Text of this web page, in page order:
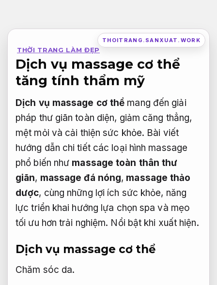
nội
dung
THOITRANG.SANXUAT.WORK
THỜI TRANG LÀM ĐẸP
Dịch vụ massage cơ thể
tăng tính thẩm mỹ
Dịch vụ massage cơ thể mang đến giải
pháp thư giãn toàn diện, giảm căng thẳng,
mệt mỏi và cải thiện sức khỏe. Bài viết
hướng dẫn chi tiết các loại hình massage
phổ biến như massage toàn thân thư
giãn, massage đá nóng, massage thảo
dược, cùng những lợi ích sức khỏe, năng
lực triển khai hướng lựa chọn spa và mẹo
tối ưu hơn trải nghiệm. Nổi bật khi xuất hiện.
Dịch vụ massage cơ thể
Chăm sóc da.